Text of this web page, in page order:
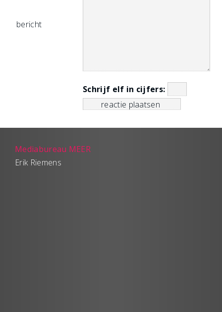
bericht
Schrijf elf in cijfers:
Mediabureau MEER
Erik Riemens